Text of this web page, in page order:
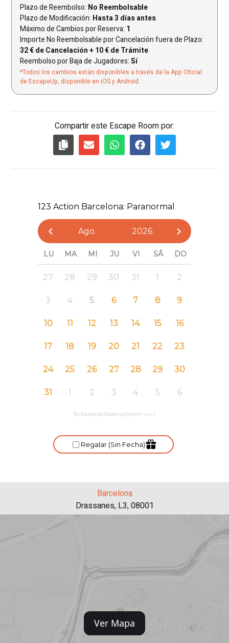
Plazo de Reembolso: No Reembolsable
Plazo de Modificación: Hasta 3 días antes
Máximo de Cambios por Reserva: 1
Importe No Reembolsable por Cancelación fuera de Plazo:
32 € de Cancelación + 10 € de Trámite
Reembolso por Baja de Jugadores: Sí
*Todos los cambios están disponibles a través de la App Oficial
de EscapeUp, disponible en iOS y Android.
Compartir este Escape Room por:
Barcelona
Drassanes, L3, 08001
Ver Mapa